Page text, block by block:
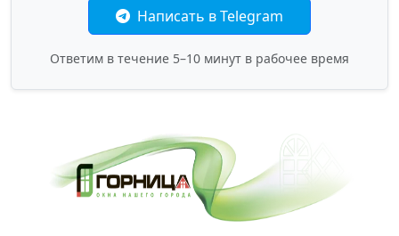
Написать в Telegram
Ответим в течение 5–10 минут в рабочее время